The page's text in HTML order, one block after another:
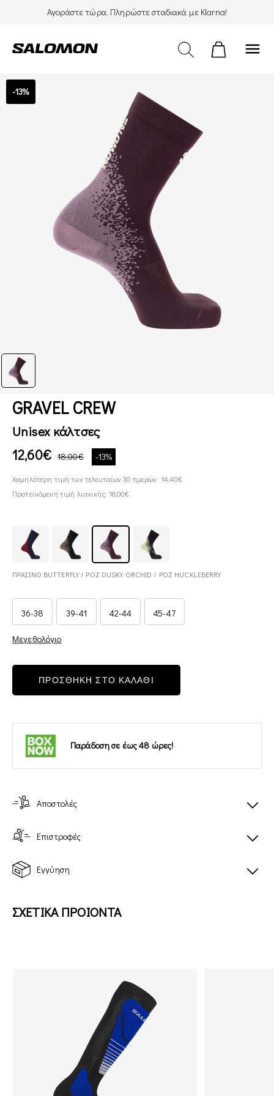
Αγοράστε τώρα. Πληρώστε σταδιακά με Klarna!
menu
-13%
GRAVEL CREW
Unisex κάλτσες
12,60€ 18,00€ -13%
Χαμηλότερη τιμή των τελευταίων 30 ημερών: 14,40€
Προτεινόμενη τιμή λιανικής: 18,00€
ΠΡΑΣΙΝΟ BUTTERFLY / ΡΟΖ DUSKY ORCHID / ΡΟΖ HUCKLEBERRY
36-38 39-41 42-44 45-47
Μεγεθολόγιο
ΠΡΟΣΘΗΚΗ ΣΤΟ ΚΑΛΑΘΙ
Παράδοση σε έως 48 ώρες!
Αποστολές
Επιστροφές
Εγγύηση
ΣΧΕΤΙΚΑ ΠΡΟΙΟΝΤΑ